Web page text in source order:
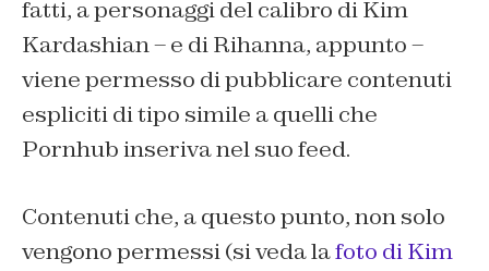
fatti, a personaggi del calibro di Kim
Kardashian – e di Rihanna, appunto –
viene permesso di pubblicare contenuti
espliciti di tipo simile a quelli che
Pornhub inseriva nel suo feed.
Contenuti che, a questo punto, non solo
vengono permessi (si veda lafoto di Kim